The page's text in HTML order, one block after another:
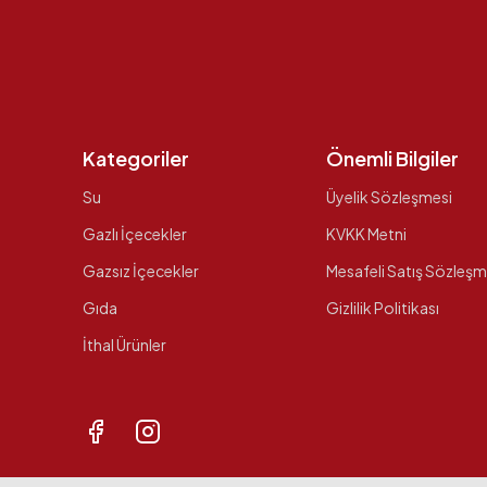
Kategoriler
Su
Gazlı İçecekler
Gazsız İçecekler
Gıda
İthal Ürünler
Önemli Bilgiler
Üyelik Sözleşmesi
KVKK Metni
Mesafeli Satış
Gizlilik Politikası